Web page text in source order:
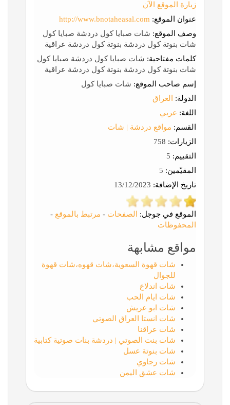
زيارة الموقع الآن
عنوان الموقع: http://www.bnotaheasal.com
وصف الموقع: شات صبايا كول دردشة صبايا كول
شات بنوتة كول دردشة بنوتة كول دردشة عراقية
كلمات مفتاحية: شات صبايا كول دردشة صبايا كول
شات بنوتة كول دردشة بنوتة كول دردشة عراقية
إسم صاحب الموقع: شات صبايا كول
الدولة:
العراق
اللغة: عربي
القسم: مواقع دردشة | شات
الزيارات:
التقييم:
المقيّمين:
تاريخ الإضافة:
الموقع في جوجل: الصفحات - مرتبط بالموقع -
المحفوظات
مواقع مشابهة
شات قهوة السعوية،شات قهوه،شات قهوة
للجوال
شات اندلاع
شات ايام الحب
شات ابو عريش
شات انستا العراق الصوتي
شات عراقنا
شات بنت الصوتي | دردشة بنات صوتية كتابية
شات بنوتة عسل
شات رجاوي
شات عشق اليمن